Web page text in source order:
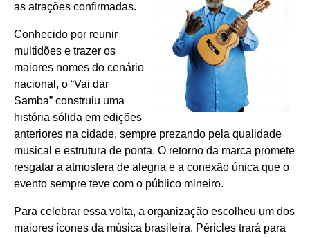
as atrações confirmadas.
Conhecido por reunir
multidões e trazer os
maiores nomes do cenário
nacional, o “Vai dar
Samba” construiu uma
história sólida em edições
anteriores na cidade, sempre prezando pela qualidade
musical e estrutura de ponta. O retorno da marca promete
resgatar a atmosfera de alegria e a conexão única que o
evento sempre teve com o público mineiro.
Para celebrar essa volta, a organização escolheu um dos
maiores ícones da música brasileira. Péricles trará para